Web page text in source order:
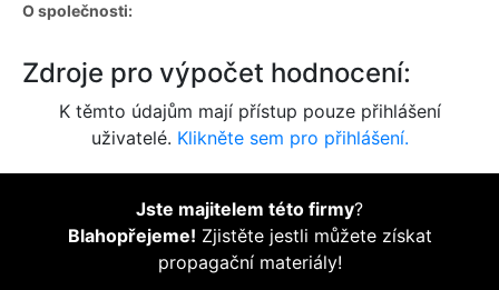
O společnosti:
Zdroje pro výpočet hodnocení:
K těmto údajům mají přístup pouze přihlášení
uživatelé. Klikněte sem pro přihlášení.
Jste majitelem této firmy?
Blahopřejeme! Zjistěte jestli můžete získat
propagační materiály!